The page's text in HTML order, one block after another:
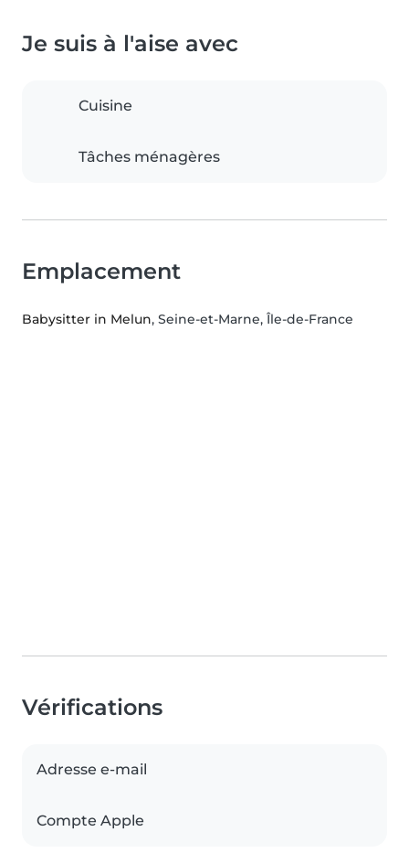
Je suis à l'aise avec
Cuisine
Tâches ménagères
Emplacement
Babysitter in Melun, Seine-et-Marne, Île-de-France
Vérifications
Adresse e-mail
Compte Apple